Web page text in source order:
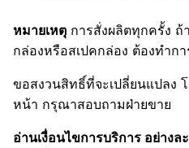
หมายเหตุ การสั่งผลิตทุกครั้ง
กล่องหรือสเปคกล่อง ต้องทำก
ขอสงวนสิทธิ์ที่จะเปลี่ยนแปลง
หน้า กรุณาสอบถามฝ่ายขาย
อ่านเงื่อนไขการบริการ อย่างล